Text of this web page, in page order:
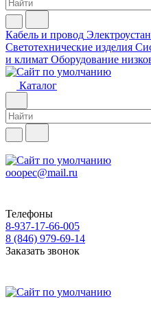
Кабель и провод
Светотехнические изделия
и климат Оборудование
Каталог
ooopec@mail.ru
Телефоны
8-937-17-66-005
8 (846) 979-69-14
Заказать звонок